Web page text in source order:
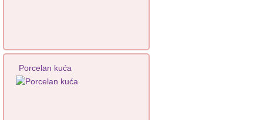
Porcelan kuća